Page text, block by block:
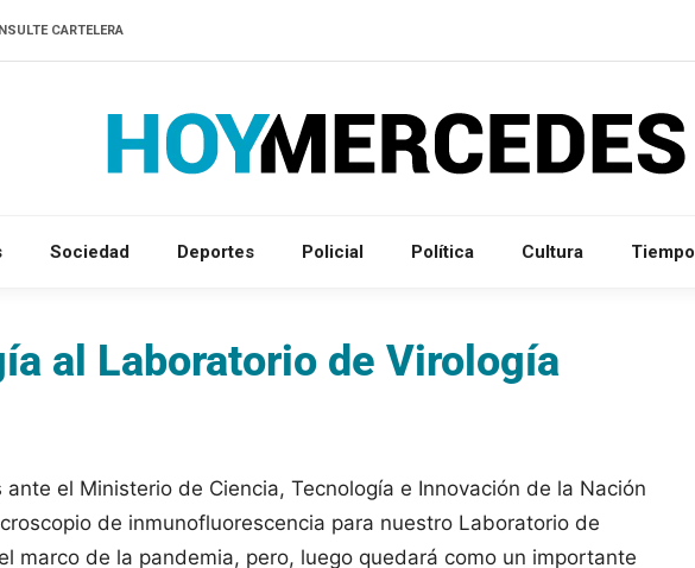
CARTELERA
Sociedad Deportes Policial Política Cultura Tiempo
al Laboratorio de Virología
el Ministerio de Ciencia, Tecnología e Innovación de la Nación
de inmunofluorescencia para nuestro Laboratorio de
marco de la pandemia, pero, luego quedará como un importante